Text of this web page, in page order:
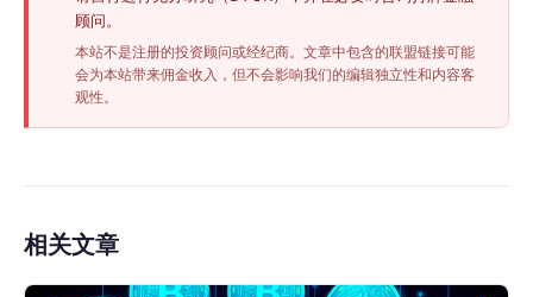
顾问。
本站不是注册的投资顾问或经纪商。文章中包含的联盟链接可能
会为本站带来佣金收入，但不会影响我们的编辑独立性和内容客
观性。
相关文章